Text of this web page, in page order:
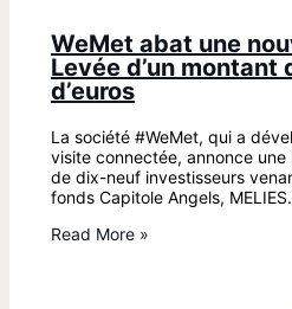
WeMet abat une
Levée d’un montant
d’euros
La société #WeMet, qui a
visite connectée, annonce
de dix-neuf investisseurs
fonds Capitole Angels,
Read More »